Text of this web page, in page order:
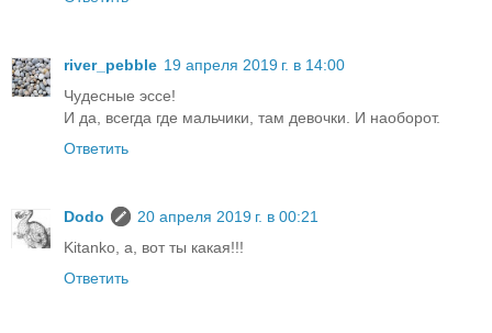
river_pebble 19 апреля 2019 г. в 14:00
Чудесные эссе!
И да, всегда где мальчики, там девочки. И наоборот.
Ответить
Dodo
20 апреля 2019 г. в 00:21
Kitanko, а, вот ты какая!!!
Ответить